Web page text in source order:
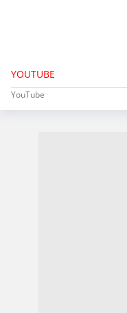
YOUTUBE
YouTube